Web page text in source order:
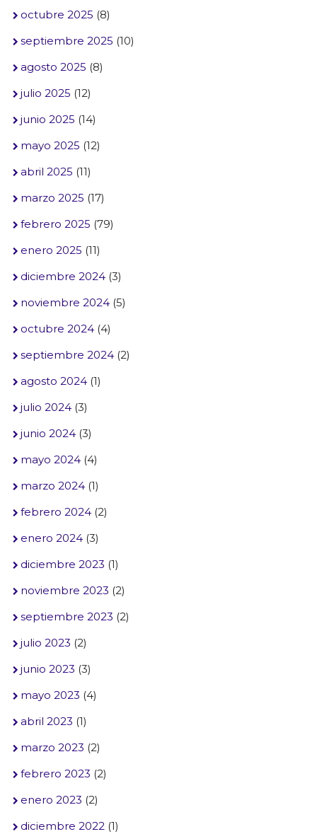
octubre 2025 (8)
septiembre 2025 (10)
agosto 2025 (8)
julio 2025 (12)
junio 2025 (14)
mayo 2025 (12)
abril 2025 (11)
marzo 2025 (17)
febrero 2025 (79)
enero 2025 (11)
diciembre 2024(3)
noviembre 2024(5)
octubre 2024(4)
septiembre 2024(2)
agosto 2024(1)
julio 2024(3)
junio 2024(3)
mayo 2024(4)
marzo 2024(1)
febrero 2024(2)
enero 2024(3)
diciembre 2023 (1)
noviembre 2023 (2)
septiembre 2023 (2)
julio 2023 (2)
junio 2023 (3)
mayo 2023 (4)
abril 2023 (1)
marzo 2023 (2)
febrero 2023 (2)
enero 2023 (2)
diciembre 2022(1)